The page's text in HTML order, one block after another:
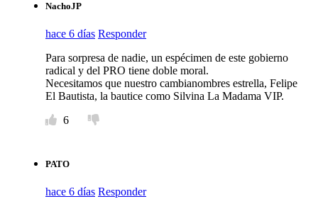
NachoJP
hace 6 días Responder
Para sorpresa de nadie, un espécimen de este gobierno
radical y del PRO tiene doble moral.
Necesitamos que nuestro cambianombres estrella, Felipe
El Bautista, la bautice como Silvina La Madama VIP.
6
PATO
hace 6 días Responder